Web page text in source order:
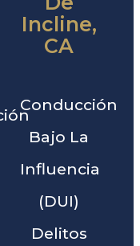
Incline,
CA
Conducción
Bajo La
Influencia
(DUI)
Delitos